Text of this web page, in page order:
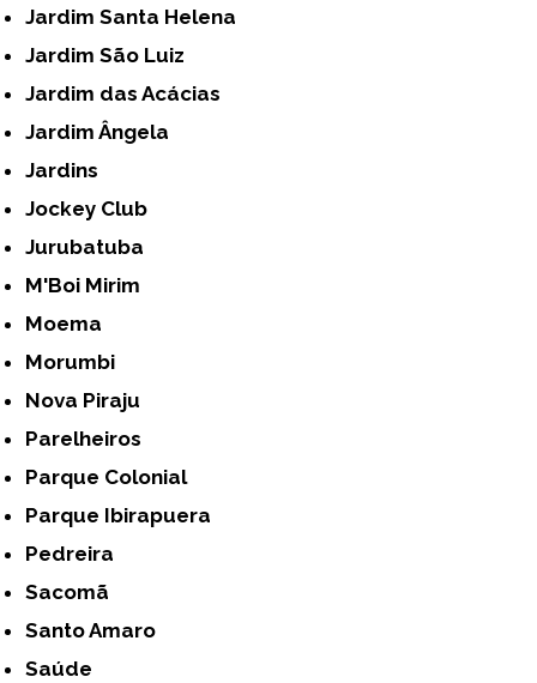
Jardim Santa Helena
Jardim São Luiz
Jardim das Acácias
Jardim Ângela
Jardins
Jockey Club
Jurubatuba
M'Boi Mirim
Moema
Morumbi
Nova Piraju
Parelheiros
Parque Colonial
Parque Ibirapuera
Pedreira
Sacomã
Santo Amaro
Saúde